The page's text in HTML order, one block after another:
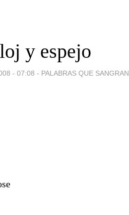
y espejo
- 07:08 - PALABRAS QUE SANGRAN